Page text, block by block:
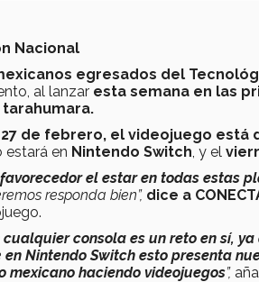
Nacional
egresados del
al lanzar esta semana en las
de febrero, el videojuego está
estará en Nintendo Switch , y el
el estar en todas estas
responda bien”, dice a
consola es un reto en sí, ya
en Nintendo Switch esto presenta
mexicano haciendo videojuegos”,